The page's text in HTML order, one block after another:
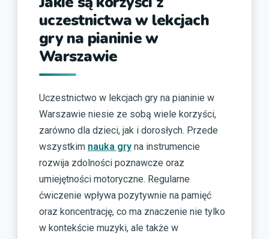
uczestnictwa w lekcjach
gry na pianinie w
Warszawie
Uczestnictwo w lekcjach gry na pianinie w
Warszawie niesie ze sobą wiele korzyści,
zarówno dla dzieci, jak i dorosłych. Przede
wszystkim nauka gry na instrumencie
rozwija zdolności poznawcze oraz
umiejętności motoryczne. Regularne
ćwiczenie wpływa pozytywnie na pamięć
oraz koncentrację, co ma znaczenie nie tylko
w kontekście muzyki, ale także w